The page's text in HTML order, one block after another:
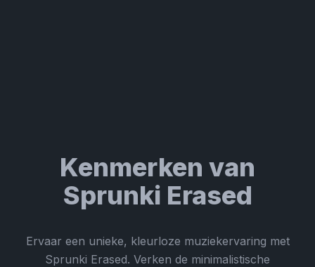
Kenmerken van
Sprunki Erased
Ervaar een unieke, kleurloze muziekervaring met
Sprunki Erased. Verken de minimalistische